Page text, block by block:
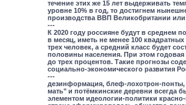
течение этих же 15 лет выдерживать
уровне 10% в год, то достигнем
производства ВВП Великобритании
---
К 2020 году россияне будут в среднем
в месяц, иметь не менее 100
трех человек, а средний класс будет
половины населения. При этом
до трех процентов. Такие прогнозы
социально-экономического развития
---
дезинформация, блеф-лохотрон-понты,
мать" и потёмкинские деревни всегда
элементом идеологии-политики